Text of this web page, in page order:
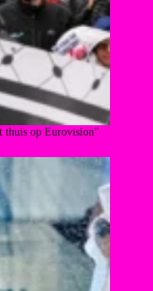
thuis op Eurovision”